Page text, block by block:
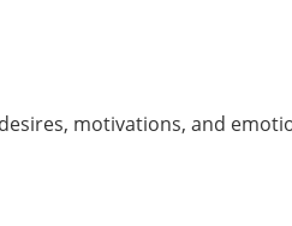
motivations, and